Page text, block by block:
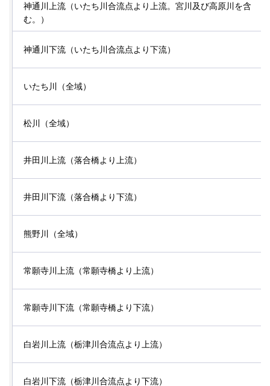
神通川上流（いたち川合流点より上流。宮川及び高原川を含
む。）
神通川下流（いたち川合流点より下流）
いたち川（全域）
松川（全域）
井田川上流（落合橋より上流）
井田川下流（落合橋より下流）
熊野川（全域）
常願寺川上流（常願寺橋より上流）
常願寺川下流（常願寺橋より下流）
白岩川上流（栃津川合流点より上流）
白岩川下流（栃津川合流点より下流）